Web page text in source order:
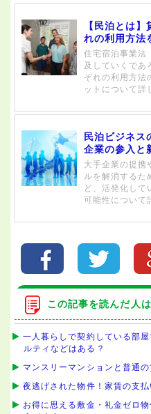
【民泊とは
れの利用方法
住宅宿泊事業法
及していくであ
ぞれの利用方法
ットについて詳
民泊ビジネス
企業の参入と
大手企業の提携
ルを解消するた
ど、活発化して
可能性について
この記事を読んだ人
一人暮らしで契約している部
ルティなどはある？
マンスリーマンションと普通
夜逃げされた物件！家賃の支
お得に思える敷金・礼金ゼロ